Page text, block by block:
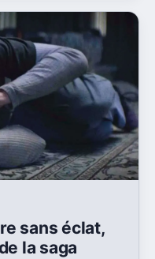
sans éclat,
la saga